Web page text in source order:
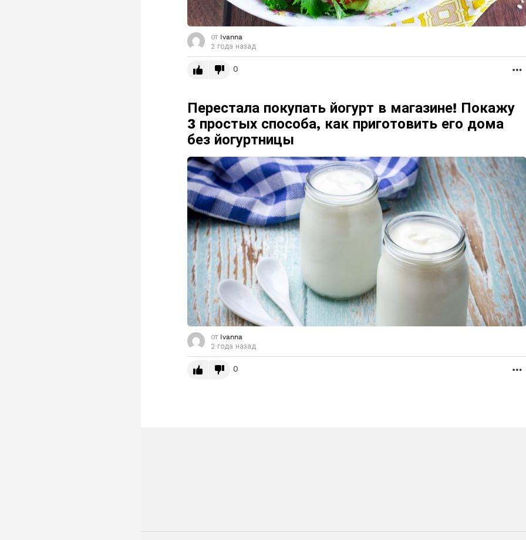
от Ivanna
2 года назад
0
Перестала покупать йогурт в магазине! Покажу
3 простых способа, как приготовить его дома
без йогуртницы
от Ivanna
2 года назад
0